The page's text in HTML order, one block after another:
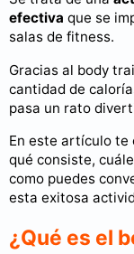
efectiva que se
salas de fitness.
Gracias al body
cantidad de
pasa un rato
En este artículo te
qué consiste,
como puedes
esta exitosa
¿Qué es el